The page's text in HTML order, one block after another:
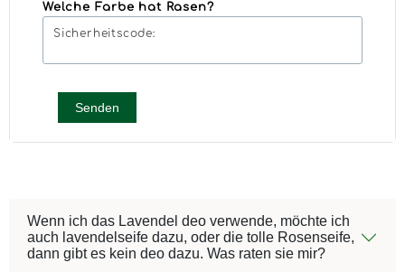
Sicherheitscode:
Welche Farbe hat Rasen?
Senden
Wenn ich das Lavendel deo verwende, möchte ich
auch lavendelseife dazu, oder die tolle Rosenseife,
dann gibt es kein deo dazu. Was raten sie mir?